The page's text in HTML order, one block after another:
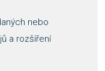
nebo
a rozšíření